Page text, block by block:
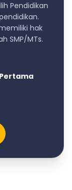
Pendidikan
hak
SMP/MTs.